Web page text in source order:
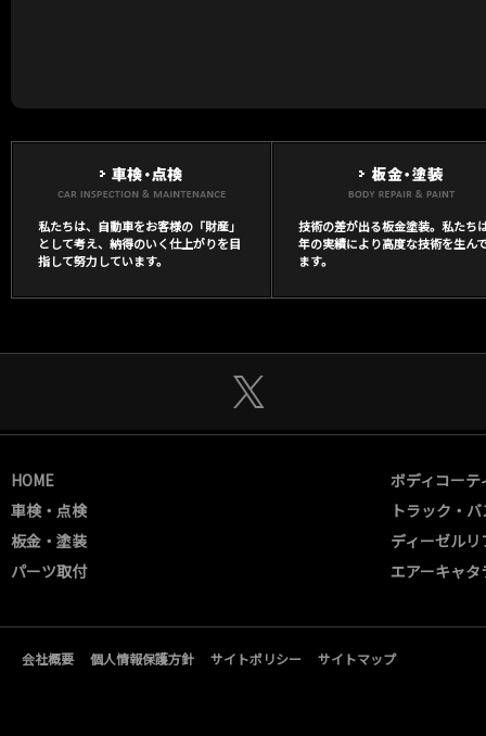
私たちは、自動車をお客様の「財産」
として考え、納得のいく仕上がりを目
指して努力しています。
技術の差が出る板金塗装。私たち
年の実績により高度な技術を生ん
ます。
HOME
車検・点検
板金・塗装
パーツ取付
ボディコーテ
トラック・バ
ディーゼル
エアーキャタ
会社概要 個人情報保護方針 サイトポリシー サイトマップ